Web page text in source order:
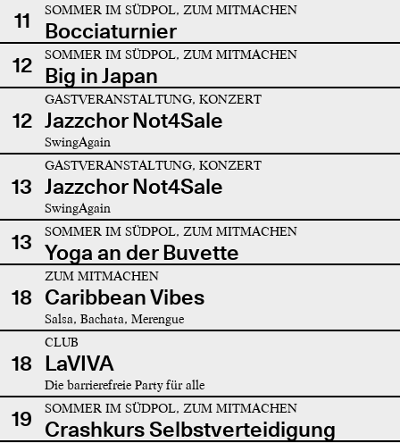
11 SOMMER IM SÜDPOL, ZUM MITMACHEN
Bocciaturnier
12
SOMMER IM SÜDPOL, ZUM MITMACHEN
Big in Japan
12
GASTVERANSTALTUNG, KONZERT
Jazzchor Not4Sale
SwingAgain
13
GASTVERANSTALTUNG, KONZERT
Jazzchor Not4Sale
SwingAgain
13 SOMMER IM SÜDPOL, ZUM MITMACHEN
Yoga an der Buvette
18
ZUM MITMACHEN
Caribbean Vibes
Salsa, Bachata, Merengue
18
CLUB
LaVIVA
Die barrierefreie Party für alle
19 SOMMER IM SÜDPOL, ZUM MITMACHEN
Crashkurs Selbstverteidigung